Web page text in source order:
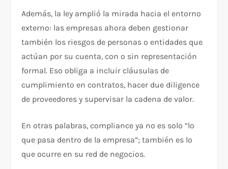
Además, la ley amplió la mirada hacia el entorno
externo: las empresas ahora deben gestionar
también los riesgos de personas o entidades que
actúan por su cuenta, con o sin representación
formal. Eso obliga a incluir cláusulas de
cumplimiento en contratos, hacer due diligence
de proveedores y supervisar la cadena de valor.
En otras palabras, compliance ya no es solo “lo
que pasa dentro de la empresa”; también es lo
que ocurre en su red de negocios.